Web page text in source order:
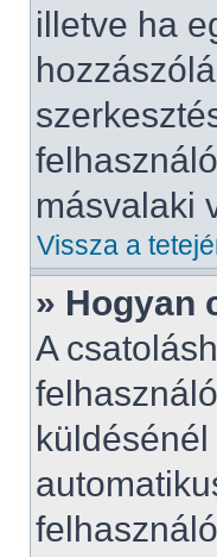
illetve ha
másvalaki
Vissza a
» Hogyan
A